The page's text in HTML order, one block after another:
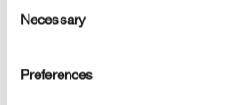
Selection
Necessary
Preferences